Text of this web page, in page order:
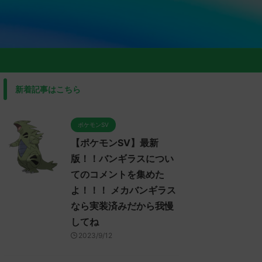
新着記事はこちら
ポケモンSV
【ポケモンSV】最新
版！！バンギラスについ
てのコメントを集めた
よ！！！ メカバンギラス
なら実装済みだから我慢
してね
2023/9/12